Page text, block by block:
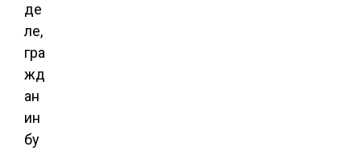
де
ле,
гра
жд
ан
ин
бу